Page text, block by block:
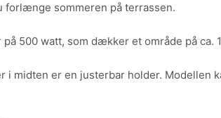
forlænge sommeren på terrassen.
500 watt, som dækker et område på ca.
i midten er en justerbar holder. Modellen